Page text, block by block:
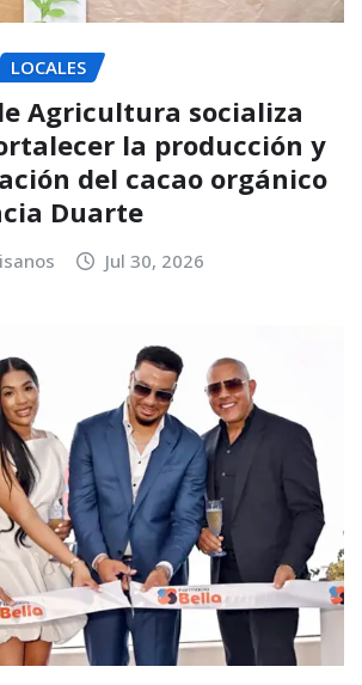
LOCALES
Agricultura socializa
la producción y
del cacao orgánico
Duarte
Jul 30, 2026